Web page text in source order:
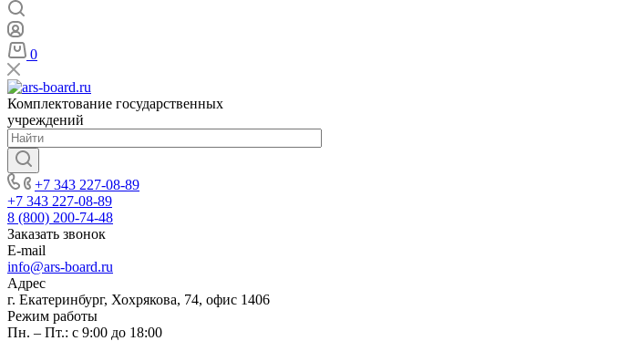
0
Комплектование государственных
учреждений
+7 343 227-08-89
+7 343 227-08-89
8 (800) 200-74-48
Заказать звонок
E-mail
info@ars-board.ru
Адрес
г. Екатеринбург, Хохрякова, 74, офис 1406
Режим работы
Пн. – Пт.: с 9:00 до 18:00